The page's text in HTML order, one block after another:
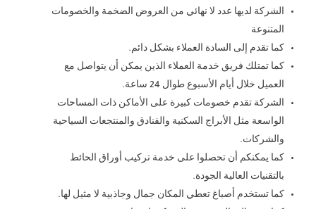
الشركة لديها عدد لا نهائي من العروض الضخمة والخصومات
المتنوعة
كما تقدم إلى السادة العملاء بشكل دائم.
كما تمتلك فريق خدمة العملاء الذين يمكن أن يتواصل مع
العميل خلال أيام الأسبوع طوال 24 ساعة.
الشركة تقدم خصومات كبيرة على الأماكن ذات المساحات
الواسعة مثل الأبراج السكنية والفنادق والمنتجعات السياحية
والشركات.
كما يمكنكم أن تحصلوا على خدمة تركيب أوراق الحائط
بالتقنيات العالية الجودة.
كما تستخدم أصباغ تعطي المكان جمال وجاذبية لا مثيل لها.